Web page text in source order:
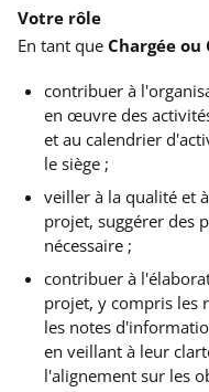
Votre rôle
En tant que Chargée ou
contribuer à
en œuvre des
et au calendrier
le siège ;
veiller à la qualité et
projet, suggérer des
nécessaire ;
contribuer à
projet, y compris les
les notes
en veillant à leur
l'alignement sur les